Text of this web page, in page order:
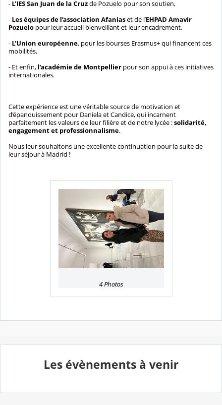
- L’IES San Juan de la Cruzde Pozuelo pour son soutien,
- Les équipes de l’association Afaniaset de l’EHPAD Amavir
Pozuelo pour leur accueil bienveillant et leur encadrement,
- L’Union européenne, pour les bourses Erasmus+ qui financent ces
mobilités,
- Et enfin, l’académie de Montpellier pour son appui à ces initiatives
internationales.
Cette expérience est une véritable source de motivation et
d’épanouissement pour Daniela et Candice, qui incarnent
parfaitement les valeurs de leur filière et de notre lycée :solidarité,
engagement et professionnalisme.
Nous leur souhaitons une excellente continuation pour la suite de
leur séjour à Madrid !
4 Photos
Les évènements à venir